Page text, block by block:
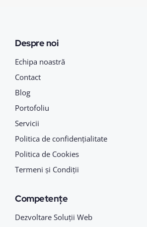
Despre noi
Echipa noastră
Contact
Blog
Portofoliu
Servicii
Politica de confidențialitate
Politica de Cookies
Termeni și Condiții
Competențe
Dezvoltare Soluții Web